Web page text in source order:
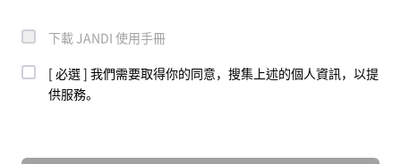
下載 JANDI 使用手冊
[ 必選 ] 我們需要取得你的同意，搜集上述的個人資訊，以提
供服務。